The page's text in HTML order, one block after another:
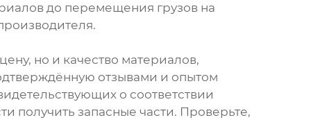
до перемещения грузов на
но и качество материалов,
отзывами и опытом
о соответствии
получить запасные части. Проверьте,